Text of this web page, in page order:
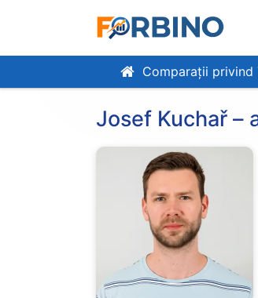
Comparații privind
Josef Kuchař –